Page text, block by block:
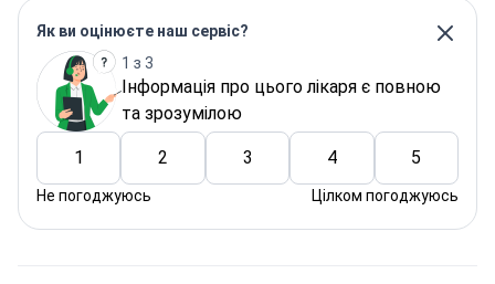
Як ви оцінюєте наш сервіс?
1 з 3
Інформація про цього лікаря є повною
та зрозумілою
1 2 3 4 5
Не погоджуюсь Цілком погоджуюсь